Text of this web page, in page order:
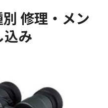
修理・メン
込み